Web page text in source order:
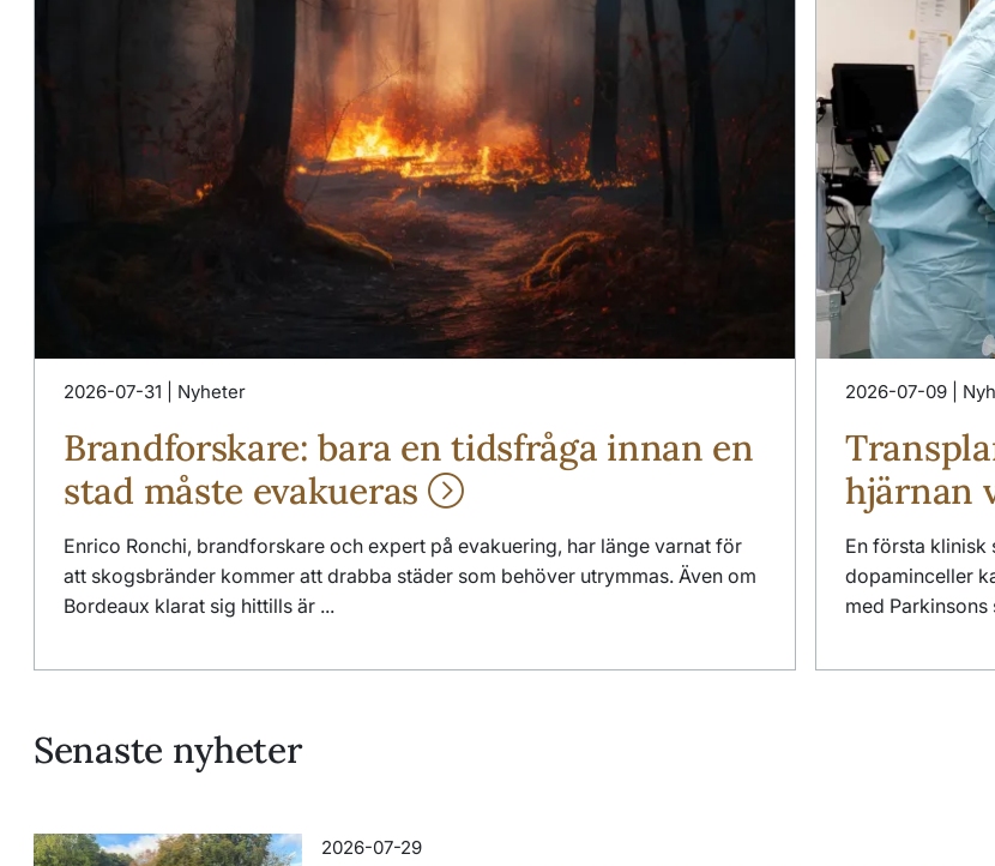
2026-07-31 | Nyheter
Brandforskare: bara en tidsfråga innan en
stad måste evakueras
Enrico Ronchi, brandforskare och expert på evakuering, har länge varnat för
att skogsbränder kommer att drabba städer som behöver utrymmas. Även om
Bordeaux klarat sig hittills är ...
2026-07-09 |
hjärnan
En första klinisk
dopaminceller
med
Senaste nyheter
2026-07-29